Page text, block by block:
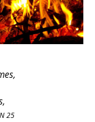
25